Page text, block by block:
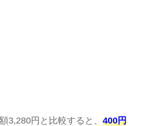
3,280円と比較すると、 400円